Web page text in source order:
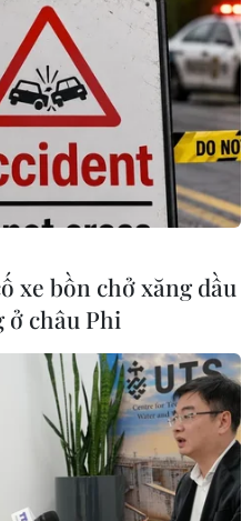
xe bồn chở xăng dầu
ở châu Phi